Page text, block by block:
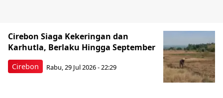
Cirebon
Cirebon Siaga Kekeringan dan
Karhutla, Berlaku Hingga September
Rabu, 29 Jul 2026 - 22:29